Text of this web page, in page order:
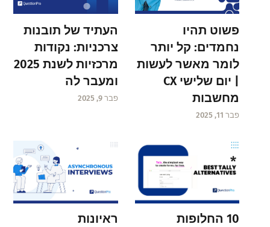
פשוט תהיו
נחמדים: קל יותר
לומר מאשר לעשות
| יום שלישי CX
מחשבות
פבר 11, 2025
העתיד של תובנות
צרכניות: נקודות
מרכזיות לשנת 2025
ומעבר לה
פבר 9, 2025
10 החלופות
ראיונות